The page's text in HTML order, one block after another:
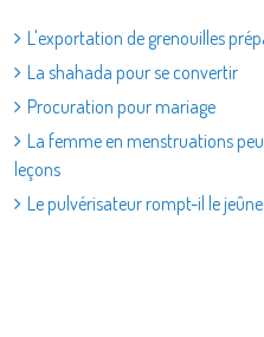
L'exportation de grenouilles
La shahada pour se convertir
Procuration pour mariage
La femme en menstruations
leçons
Le pulvérisateur rompt-il le jeûne